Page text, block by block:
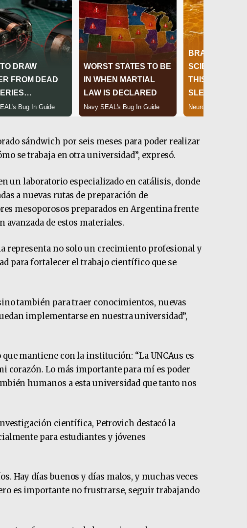
sándwich por seis meses para poder realizar
se trabaja en otra universidad”, expresó.
un laboratorio especializado en catálisis, donde
a nuevas rutas de preparación de
mesoporosos preparados en Argentina frente
avanzada de estos materiales.
representa no solo un crecimiento profesional y
para fortalecer el trabajo científico que se
también para traer conocimientos, nuevas
implementarse en nuestra universidad”,
mantiene con la institución: “La UNCAus es
corazón. Lo más importante para mí es poder
humanos a esta universidad que tanto nos
científica, Petrovich destacó la
para estudiantes y jóvenes
Hay días buenos y días malos, y muchas veces
es importante no frustrarse, seguir trabajando